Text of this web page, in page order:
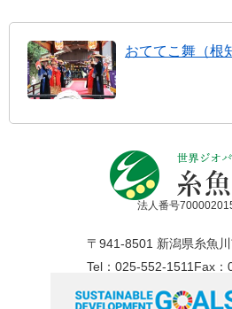
おててこ舞（根
法人番号
〒941-8501 新潟県糸魚
Tel：025-552-1511Fax：